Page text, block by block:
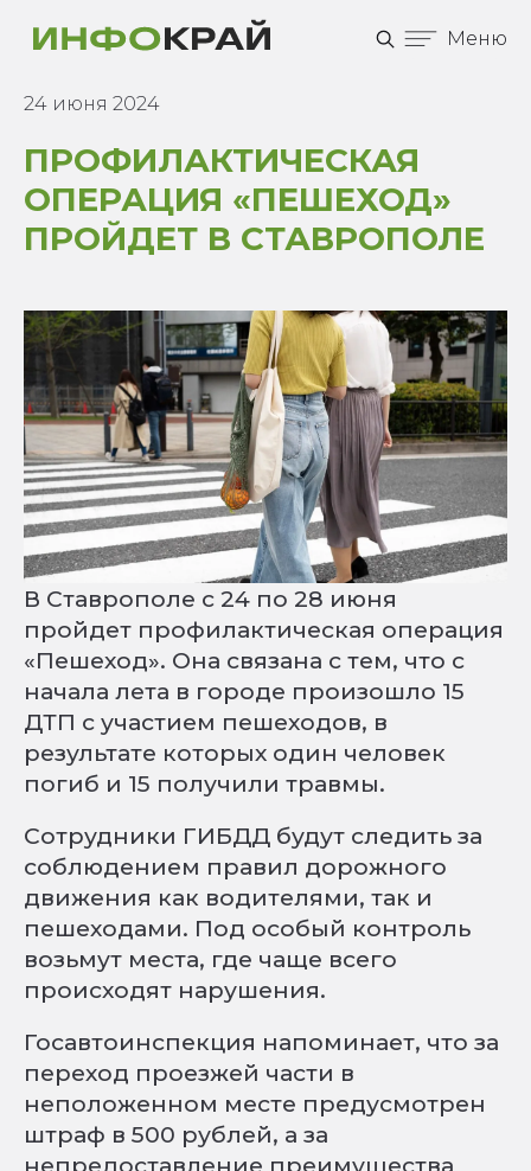
Меню
24 июня 2024
ПРОФИЛАКТИЧЕСКАЯ
ОПЕРАЦИЯ «ПЕШЕХОД»
ПРОЙДЕТ В СТАВРОПОЛЕ
В Ставрополе с 24 по 28 июня
пройдет профилактическая операция
«Пешеход». Она связана с тем, что с
начала лета в городе произошло 15
ДТП с участием пешеходов, в
результате которых один человек
погиб и 15 получили травмы.
Сотрудники ГИБДД будут следить за
соблюдением правил дорожного
движения как водителями, так и
пешеходами. Под особый контроль
возьмут места, где чаще всего
происходят нарушения.
Госавтоинспекция напоминает, что за
переход проезжей части в
неположенном месте предусмотрен
штраф в 500 рублей, а за
непредоставление преимущества